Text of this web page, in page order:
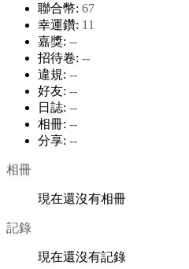
聯合幣: 67
幸運鑽: 11
嘉獎: --
招待卷: --
違規: --
好友: --
日誌: --
相冊: --
分享: --
相冊
現在還沒有相冊
記錄
現在還沒有記錄